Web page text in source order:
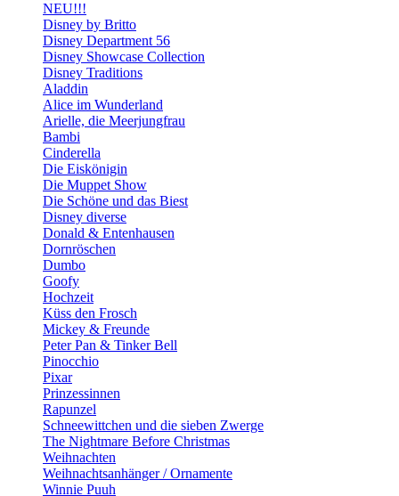
NEU!!!
Disney by Britto
Disney Department 56
Disney Showcase Collection
Disney Traditions
Aladdin
Alice im Wunderland
Arielle, die Meerjungfrau
Bambi
Cinderella
Die Eiskönigin
Die Muppet Show
Die Schöne und das Biest
Disney diverse
Donald & Entenhausen
Dornröschen
Dumbo
Goofy
Hochzeit
Küss den Frosch
Mickey & Freunde
Peter Pan & Tinker Bell
Pinocchio
Pixar
Prinzessinnen
Rapunzel
Schneewittchen und die sieben Zwerge
The Nightmare Before Christmas
Weihnachten
Weihnachtsanhänger / Ornamente
Winnie Puuh